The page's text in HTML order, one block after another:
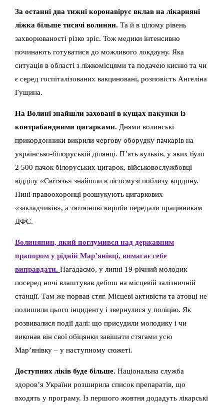
За останні два тижні коронавірус вклав на лікарняні
ліжка більше тисячі волинян. Та й в цілому рівень
захворюваності різко зріс. Тож медики інтенсивно
починають готуватися до можливого локдауну. Яка
ситуація в області з ліжкомісцями та подачею кисню та чи
є серед госпіталізованих вакциновані, розповість Ангеліна
Гущина.
На Волині знайшли заховані в кущах пакунки із
контрабандними цигарками. Днями волинські
прикордонники викрили чергову оборудку пачкарів на
українсько-білоруській ділянці. П’ять кульків, у яких було
2 500 пачок білоруських цигарок, військовослужбовці
відділу «Світязь» знайшли в лісосмузі поблизу кордону.
Нині правоохоронці розшукують цигаркових
«закладчиків», а тютюнові вироби передали працівникам
ДФС.
Волинянин, який поглумився над державним
прапором у рідній Мар’янівці, вимагає себе
виправдати. Нагадаємо, у липні 19-річний молодик
посеред ночі влаштував дебош на місцевій залізничній
станції. Там же порвав стяг. Місцеві активісти та атовці не
полишили цього інциденту і звернулися у поліцію. Як
розвивалися події далі: що присудили молодику і чи
виконав він свої обіцянки завішати стягами усю
Мар’янівку – у наступному сюжеті.
Доступних ліків буде більше. Національна служба
здоров’я України розширила список препаратів, що
входять у програму. Із першого жовтня додадуть лікарські